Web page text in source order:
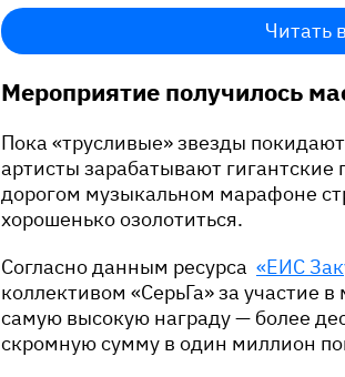
Читать
Мероприятие получилось
Пока «трусливые» звезды
артисты зарабатывают
дорогом музыкальном марафоне
хорошенько озолотиться.
Согласно данным ресурса «ЕИС
коллективом «СерьГа» за участие
самую высокую награду — более
скромную сумму в один миллион